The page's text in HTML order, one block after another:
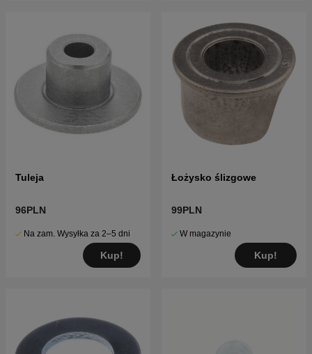
Tuleja
96PLN
Na zam. Wysyłka za 2–5 dni
Kup!
Łożysko ślizgowe
99PLN
W magazynie
Kup!